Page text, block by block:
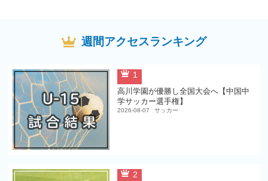
週間アクセスランキング
1
高川学園が優勝し全国大会へ【中国中
学サッカー選手権】
2026-08-07 サッカー
2